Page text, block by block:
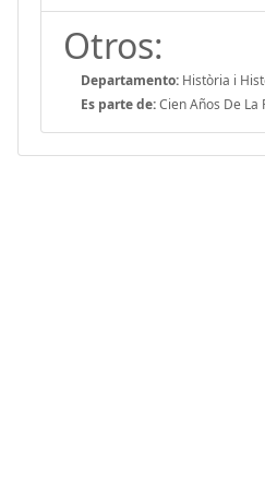
Otros:
Departamento: Història i
Es parte de:Cien Años De La